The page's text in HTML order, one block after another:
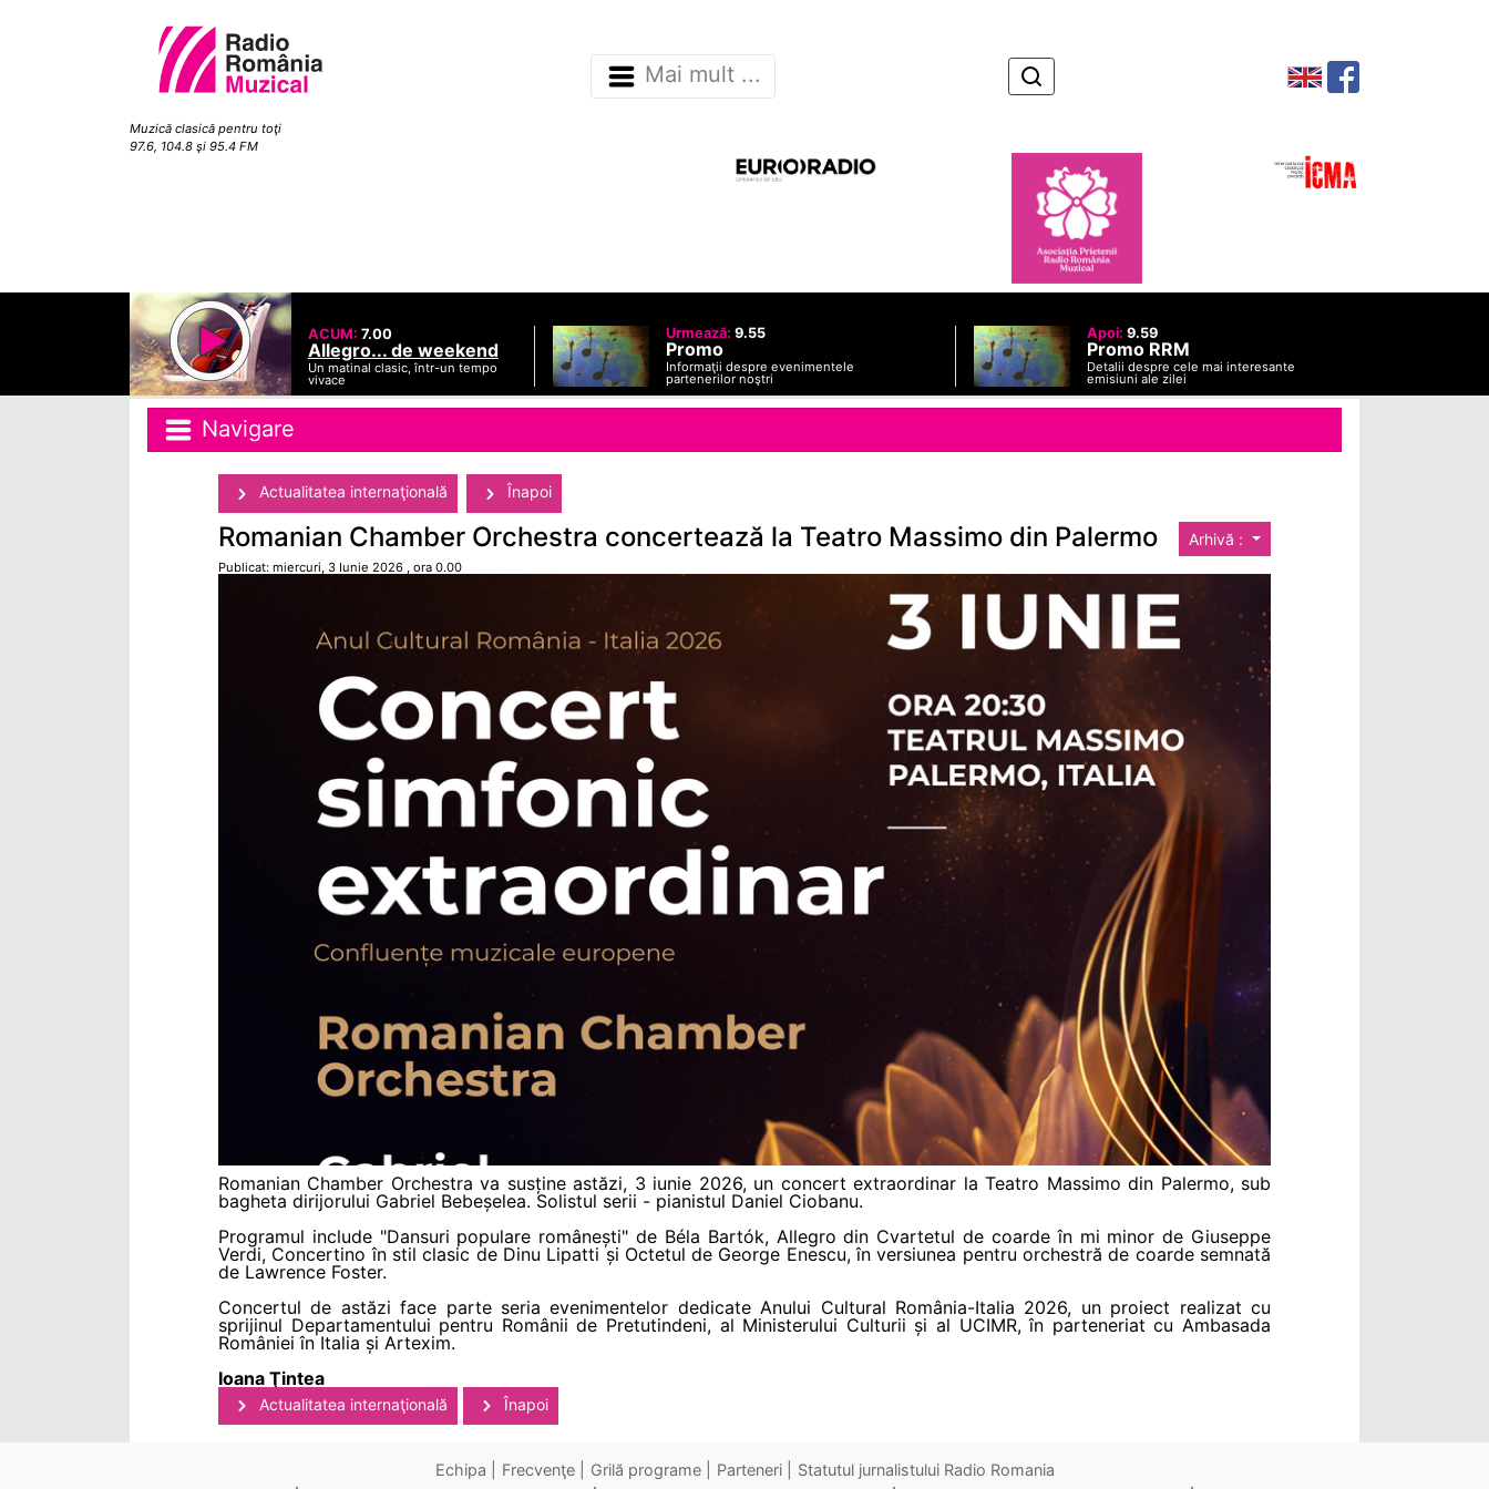
Muzică clasică pentru toţi
97.6, 104.8 şi 95.4 FM
Mai mult ...
ACUM: 7.00
Allegro... de weekend
Un matinal clasic, într-un tempo
vivace
Urmează: 9.55
Promo
Informaţii despre evenimentele
partenerilor noştri
Apoi: 9.59
Promo RRM
Detalii despre cele mai interesante
emisiuni ale zilei
Navigare
Actualitatea internaţională Înapoi
Arhivă :
Romanian Chamber Orchestra concertează la Teatro Massimo din Palermo
Publicat: miercuri, 3 Iunie 2026 , ora 0.00
Romanian Chamber Orchestra va susține astăzi, 3 iunie 2026, un concert extraordinar la Teatro Massimo din Palermo, sub
bagheta dirijorului Gabriel Bebeșelea. Solistul serii - pianistul Daniel Ciobanu.
Programul include "Dansuri populare românești" de Béla Bartók, Allegro din Cvartetul de coarde în mi minor de Giuseppe
Verdi, Concertino în stil clasic de Dinu Lipatti și Octetul de George Enescu, în versiunea pentru orchestră de coarde semnată
de Lawrence Foster.
Concertul de astăzi face parte seria evenimentelor dedicate Anului Cultural România-Italia 2026, un proiect realizat cu
sprijinul Departamentului pentru Românii de Pretutindeni, al Ministerului Culturii și al UCIMR, în parteneriat cu Ambasada
României în Italia și Artexim.
Ioana Ţintea
Actualitatea internaţională Înapoi
Echipa Frecvenţe Grilă programe Parteneri Statutul jurnalistului Radio Romania